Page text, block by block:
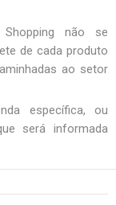
não se
de cada produto
ao setor
específica, ou
será informada